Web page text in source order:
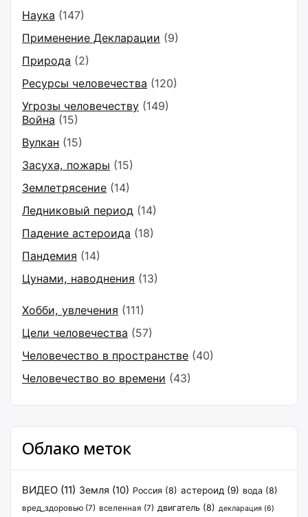
Наука (147)
Применение Декларации (9)
Природа (2)
Ресурсы человечества (120)
Угрозы человечеству (149)
Война (15)
Вулкан (15)
Засуха, пожары (15)
Землетрясение (14)
Ледниковый период (14)
Падение астероида (18)
Пандемия (14)
Цунами, наводнения (13)
Хобби, увлечения (111)
Цели человечества (57)
Человечество в пространстве (40)
Человечество во времени (43)
Облако меток
ВИДЕО (11) Земля (10) Россия (8) астероид (9) вода (8)
вред_здоровью (7) вселенная (7) двигатель (8) декларация (6)